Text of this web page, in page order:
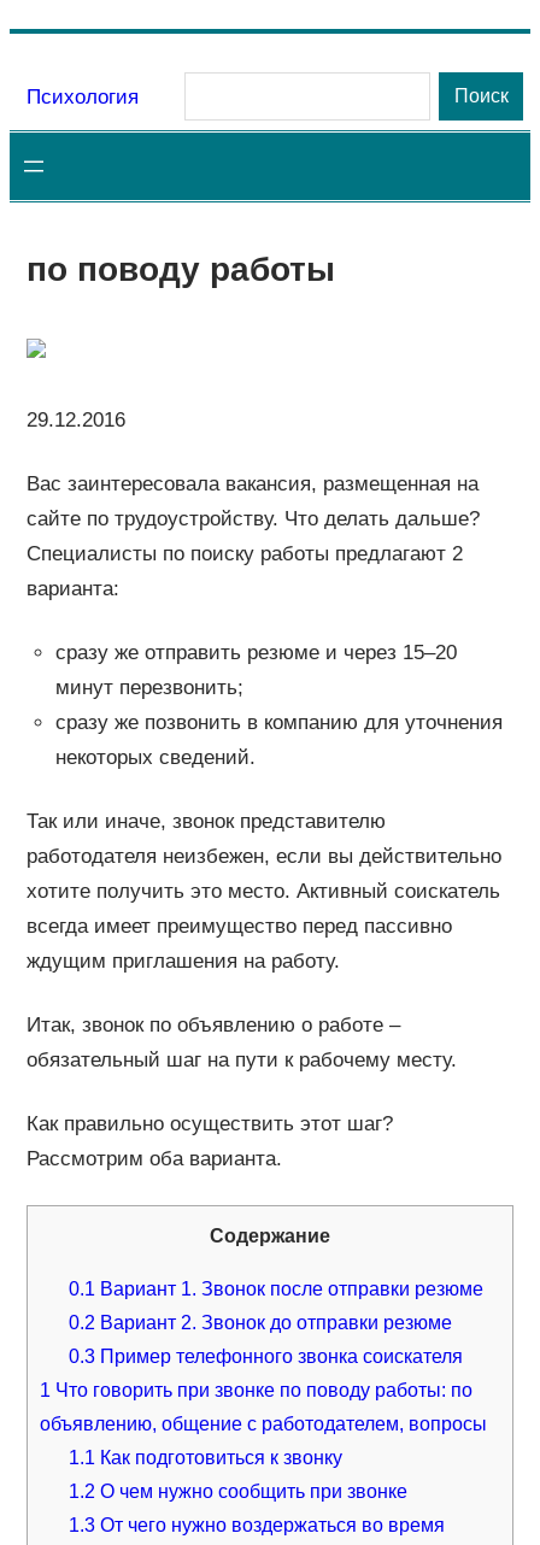
Психология Поиск
по поводу работы
29.12.2016
Вас заинтересовала вакансия, размещенная на
сайте по трудоустройству. Что делать дальше?
Специалисты по поиску работы предлагают 2
варианта:
сразу же отправить резюме и через 15–20
минут перезвонить;
сразу же позвонить в компанию для уточнения
некоторых сведений.
Так или иначе, звонок представителю
работодателя неизбежен, если вы действительно
хотите получить это место. Активный соискатель
всегда имеет преимущество перед пассивно
ждущим приглашения на работу.
Итак, звонок по объявлению о работе –
обязательный шаг на пути к рабочему месту.
Как правильно осуществить этот шаг?
Рассмотрим оба варианта.
Содержание
0.1 Вариант 1. Звонок после отправки резюме
0.2 Вариант 2. Звонок до отправки резюме
0.3Пример телефонного звонка соискателя
1 Что говорить при звонке по поводу работы: по
объявлению, общение с работодателем, вопросы
1.1 Как подготовиться к звонку
1.2 О чем нужно сообщить при звонке
1.3От чего нужно воздержаться во время